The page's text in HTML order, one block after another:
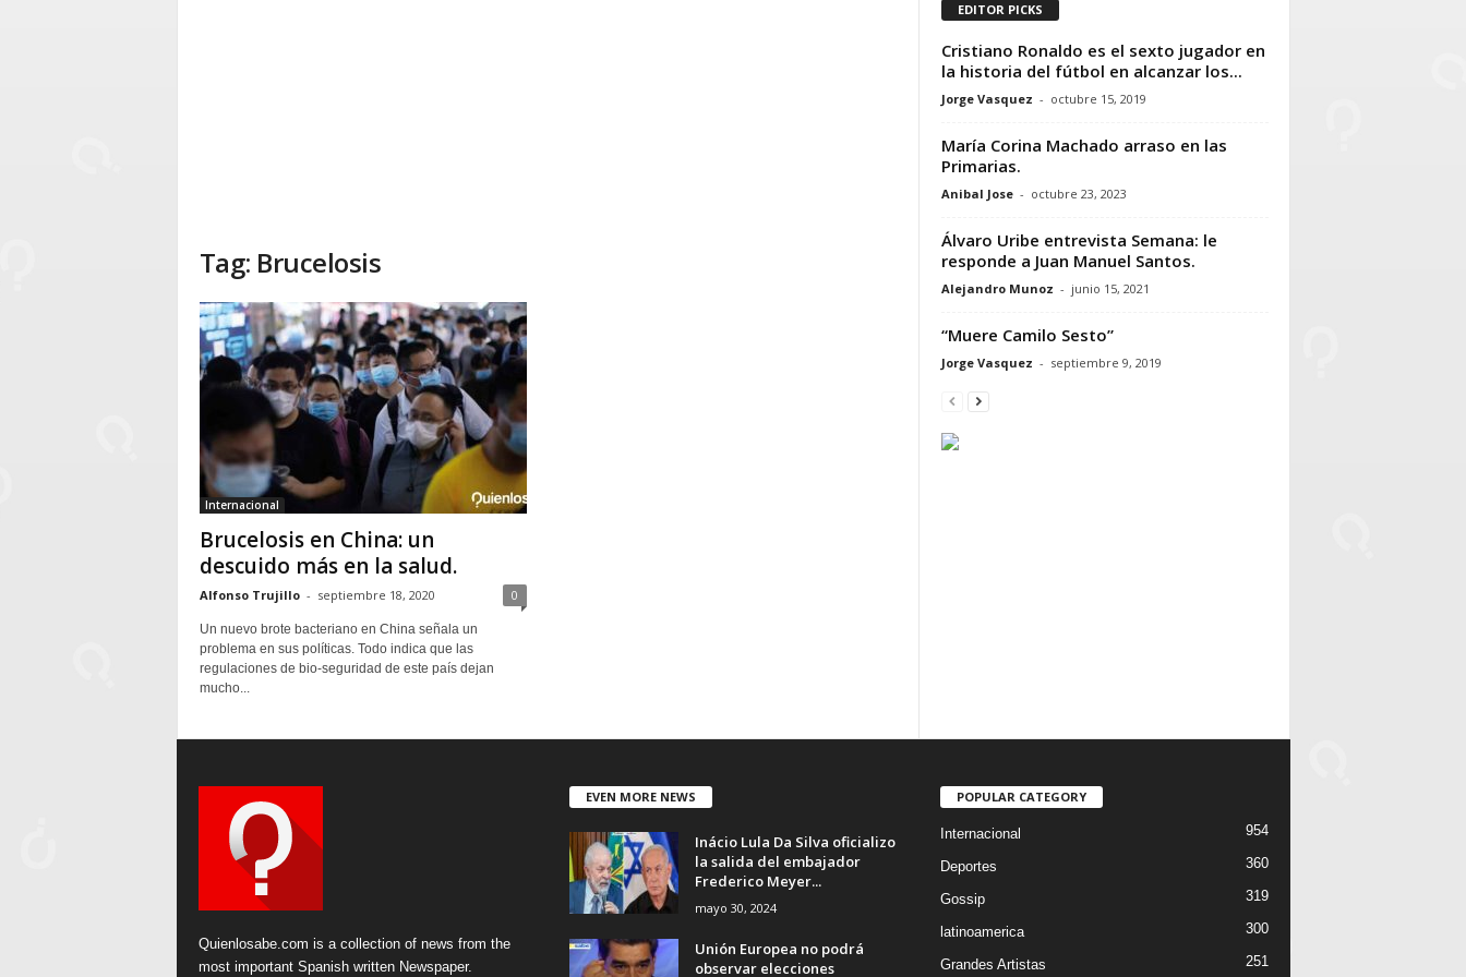
Tag: Brucelosis
Internacional
Brucelosis en China: un
descuido más en la salud.
Alfonso Trujillo - septiembre 18, 2020 0
Un nuevo brote bacteriano en China señala un
problema en sus políticas. Todo indica que las
regulaciones de bio-seguridad de este país dejan
mucho...
EDITOR PICKS
Cristiano Ronaldo es el sexto jugador en
la historia del fútbol en alcanzar los...
Jorge Vasquez - octubre 15, 2019
María Corina Machado arraso en las
Primarias.
Anibal Jose - octubre 23, 2023
Álvaro Uribe entrevista Semana: le
responde a Juan Manuel Santos.
Alejandro Munoz - junio 15, 2021
“Muere Camilo Sesto”
Jorge Vasquez - septiembre 9, 2019
Quienlosabe.com is a collection of news from the
most important Spanish written Newspaper.
EVEN MORE NEWS
Inácio Lula Da Silva oficializo
la salida del embajador
Frederico Meyer...
mayo 30, 2024
Unión Europea no podrá
observar elecciones
POPULAR CATEGORY
Internacional 954
Deportes 360
Gossip 319
latinoamerica 300
Grandes Artistas 251